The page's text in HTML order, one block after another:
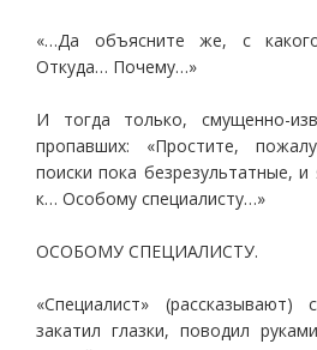
«…Да объясните же, с
Откуда… Почему…»
И тогда только, смущенно-
пропавших: «Простите,
поиски пока
к… Особому специалисту…»
ОСОБОМУ СПЕЦИАЛИСТУ.
«Специалист»
закатил глазки, поводил